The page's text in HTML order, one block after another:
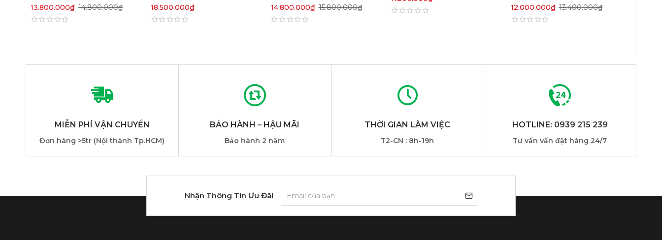
13.800.000₫ 14.800.000₫
18.500.000₫
14.800.000₫ 15.800.000₫
12.000.000₫ 13.400.000₫
MIỄN PHÍ VẬN CHUYỂN
Đơn hàng >5tr (Nội thành Tp.HCM)
BẢO HÀNH – HẬU MÃI
Bảo hành 2 năm
THỜI GIAN LÀM VIỆC
T2-CN : 8h-19h
HOTLINE: 0939 215 239
Tư vấn vấn đặt hàng 24/7
Nhận Thông Tin Ưu Đãi